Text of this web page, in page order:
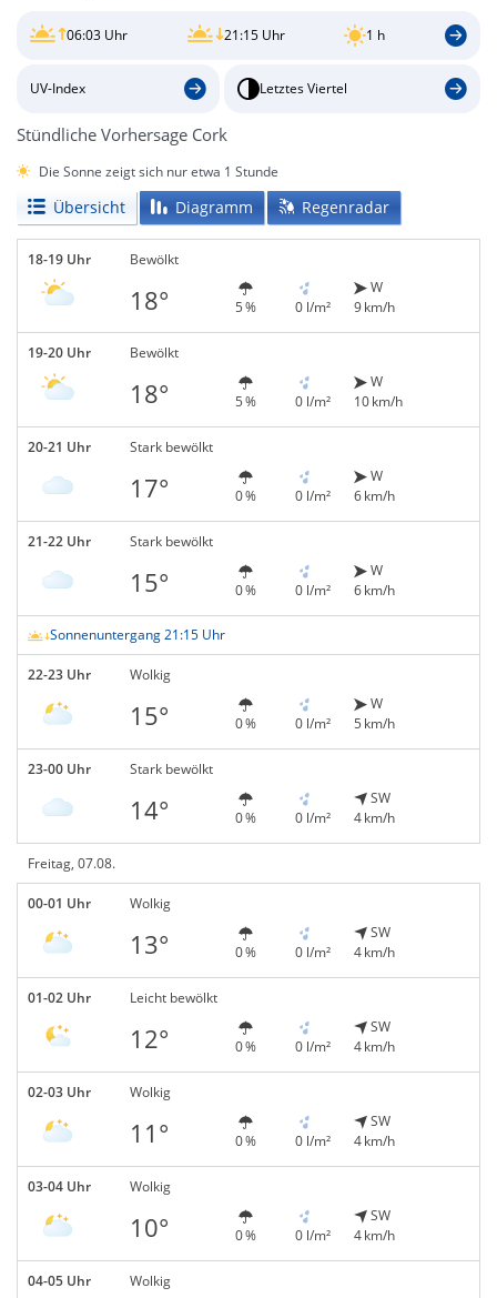
06:03 Uhr 21:15 Uhr 1 h
UV-Index Letztes Viertel
Stündliche Vorhersage Cork
Die Sonne zeigt sich nur etwa 1 Stunde
Übersicht Diagramm Regenradar
18-19 Uhr Bewölkt
18° 5 % 0 l/m²
W
9 km/h
19-20 Uhr Bewölkt
18° 5 % 0 l/m²
W
10 km/h
20-21 Uhr Stark bewölkt
17° 0 % 0 l/m²
W
6 km/h
21-22 Uhr Stark bewölkt
15° 0 % 0 l/m²
W
6 km/h
Sonnenuntergang 21:15 Uhr
22-23 Uhr Wolkig
15° 0 % 0 l/m²
W
5 km/h
23-00 Uhr Stark bewölkt
14° 0 % 0 l/m²
SW
4 km/h
Freitag, 07.08.
00-01 Uhr Wolkig
13° 0 % 0 l/m²
SW
4 km/h
01-02 Uhr Leicht bewölkt
12° 0 % 0 l/m²
SW
4 km/h
02-03 Uhr Wolkig
11° 0 % 0 l/m²
SW
4 km/h
03-04 Uhr Wolkig
10° 0 % 0 l/m²
SW
4 km/h
04-05 Uhr Wolkig